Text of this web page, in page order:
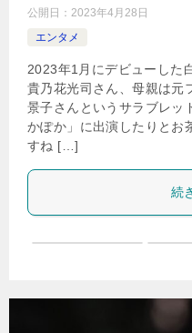
公開日： 2023年4月28日
エンタメ
2023年1月にデビューした
貴乃花光司さん、母親は元
景子さんというサラブレッ
かぽか」に出演したりとお
すね […]
続